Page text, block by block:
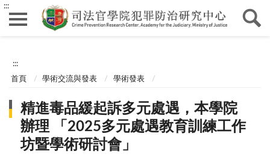
:::
:::
首頁 學術交流與發表 學術發表
精進毒品緩起訴多元處遇，本學院
辦理 「2025多元處遇教育訓練工作
坊暨學術研討會」